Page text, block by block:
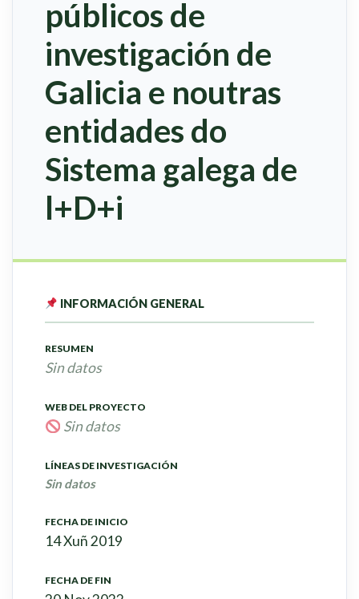
públicos de
investigación de
Galicia e noutras
entidades do
Sistema galega de
l+D+i
INFORMACIÓN GENERAL
RESUMEN
Sin datos
WEB DEL PROYECTO
Sin datos
LÍNEAS DE INVESTIGACIÓN
Sin datos
FECHA DE INICIO
14 Xuñ 2019
FECHA DE FIN